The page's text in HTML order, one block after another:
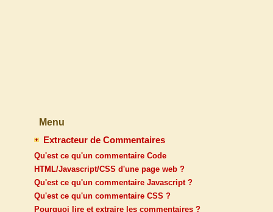
Menu
Extracteur de Commentaires
Qu'est ce qu'un commentaire Code
HTML/Javascript/CSS d'une page web ?
Qu'est ce qu'un commentaire Javascript ?
Qu'est ce qu'un commentaire CSS ?
Pourquoi lire et extraire les commentaires ?